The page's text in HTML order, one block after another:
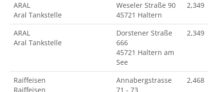
ARAL
Aral Tankstelle
Weseler Straße 90
45721 Haltern
2,349
ARAL
Aral Tankstelle
Dorstener Straße
666
45721 Haltern am
See
2,349
Raiffeisen
Raiffeisen
Annabergstrasse
71 - 73
2,468